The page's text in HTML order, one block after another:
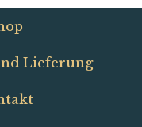
Lieferung